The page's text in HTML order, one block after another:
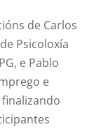
de Carlos
Psicoloxía
e Pablo
e
finalizando